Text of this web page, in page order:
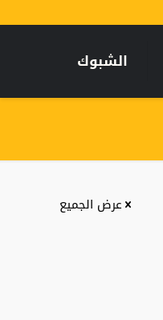
الشبوك
عرض الجميع